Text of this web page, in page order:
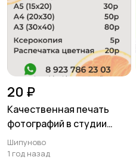
20 ₽
Качественная печать
фотографий в студии
Апельсин
Шипуново
1 год назад